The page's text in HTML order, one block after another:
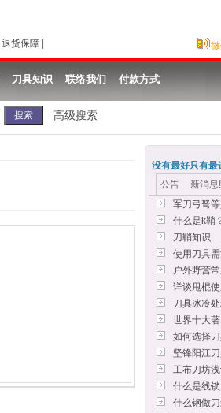
退货保障
刀具知识 联络我们 付款方式
高级搜索
没有最好只有最
公告
新消息!
军刀弓弩
什么是k鞘
刀鞘知识
使用刀具
户外野营
详谈甩棍
刀具冰冷
世界十大
如何选择
坚锋阳江
工布刀坊
什么是线锁
什么钢做刀